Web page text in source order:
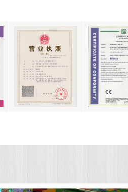
款创意式三人家庭互动版本,
款迷你四人对战版本,两队决
场多种惊喜;
成人曲棍球系列,专于国外
等
球及弹球类玩法,经典运动类游
,不断学习国内及国外的技术
一流的产品